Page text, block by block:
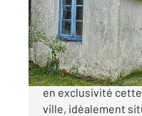
Maison à vendre
263
Century 21
en exclusivité
ville, idéalement